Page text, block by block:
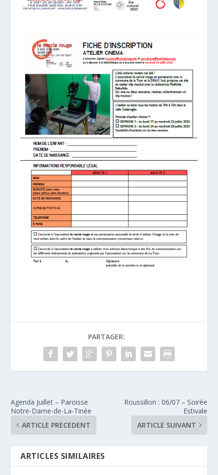
PARTAGER:
Agenda Juillet – Paroisse
Notre-Dame-de-La-Tinée
ARTICLE PRECEDENT
Roussillon : 06/07 – Soirée
Estivale
ARTICLE SUIVANT
ARTICLES SIMILAIRES